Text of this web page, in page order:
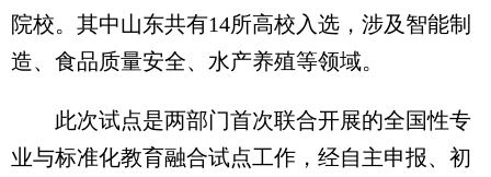
院校。其中山东共有14所高校入选，涉及智能制
造、食品质量安全、水产养殖等领域。
此次试点是两部门首次联合开展的全国性专
业与标准化教育融合试点工作，经自主申报、初